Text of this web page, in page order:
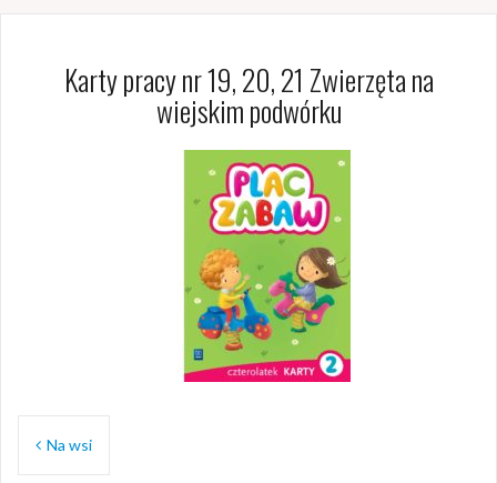
Karty pracy nr 19, 20, 21 Zwierzęta na
wiejskim podwórku
Nawigacja
Na wsi